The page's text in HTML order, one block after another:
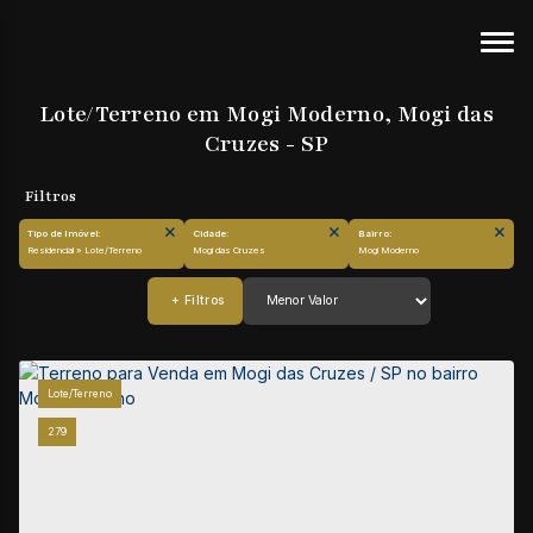
Lote/Terreno em Mogi Moderno, Mogi das
Cruzes - SP
Residencial » Lote/Terreno
Mogi das Cruzes
Mogi Moderno
279
Lote/Terreno